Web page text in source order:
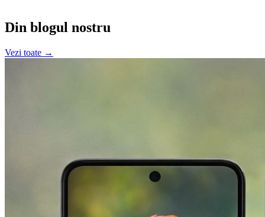
Din blogul nostru
Vezi toate →